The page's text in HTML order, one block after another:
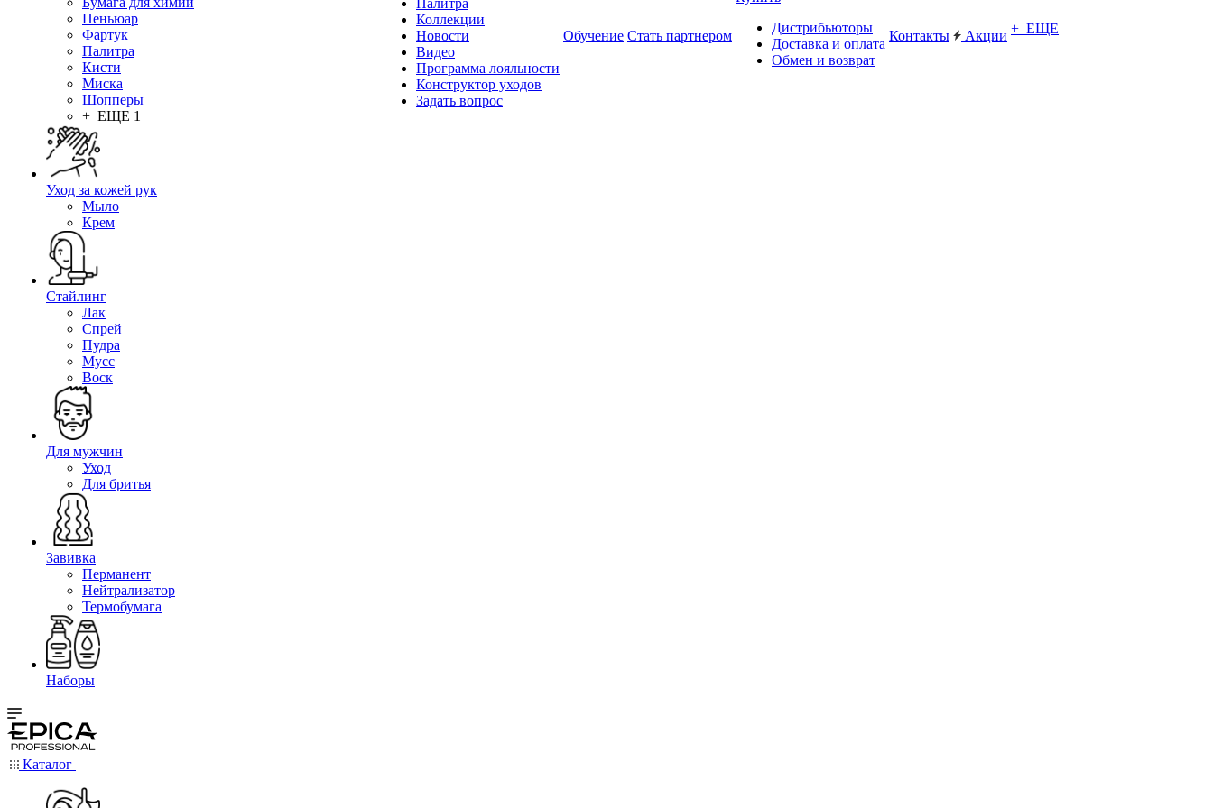
Пеньюар
Фартук
Палитра
Кисти
Миска
Шопперы
+ ЕЩЕ 1
Уход за кожей рук
Мыло
Крем
Стайлинг
Лак
Спрей
Пудра
Мусс
Воск
Для мужчин
Уход
Для бритья
Завивка
Перманент
Нейтрализатор
Термобумага
Наборы
Палитра
Коллекции
Новости
Видео
Программа лояльности
Конструктор уходов
Задать вопрос
Обучение Стать партнером
Дистрибьюторы
Доставка и оплата
Обмен и возврат
Контакты Акции + ЕЩЕ
Каталог